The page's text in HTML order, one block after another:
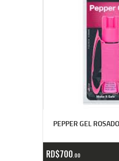
PEPPER GEL ROSADO
RD$700 00